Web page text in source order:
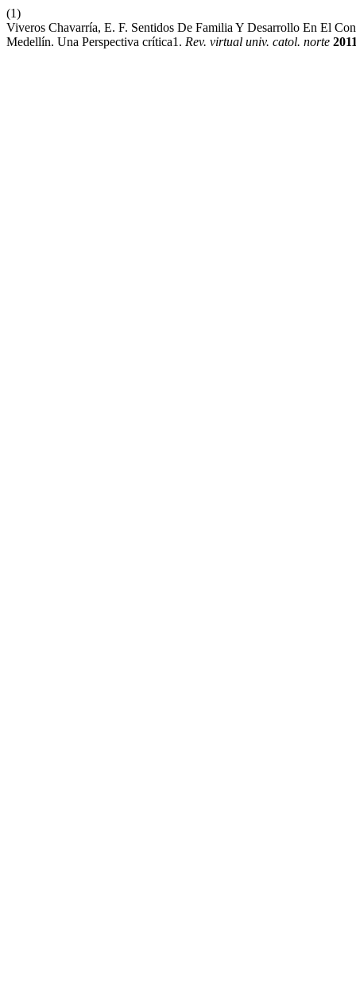
(1)
Viveros Chavarría, E. F. Sentidos De Familia Y Desarrollo En El
Medellín. Una Perspectiva crítica1. Rev. virtual univ. catol. norte